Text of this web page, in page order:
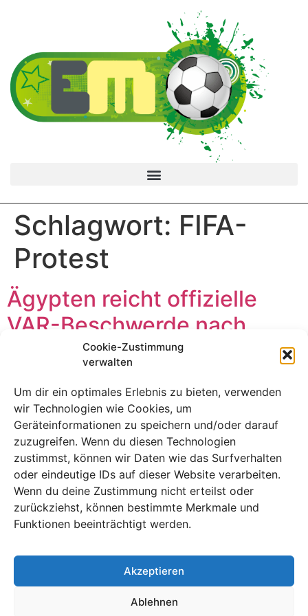
Cookie-Zustimmung
verwalten
Um dir ein optimales Erlebnis zu bieten, verwenden
wir Technologien wie Cookies, um
Geräteinformationen zu speichern und/oder darauf
zuzugreifen. Wenn du diesen Technologien
zustimmst, können wir Daten wie das Surfverhalten
oder eindeutige IDs auf dieser Website verarbeiten.
Wenn du deine Zustimmung nicht erteilst oder
zurückziehst, können bestimmte Merkmale und
Funktionen beeinträchtigt werden.
Akzeptieren
Ablehnen
Schlagwort: FIFA-
Protest
Ägypten reicht offizielle
VAR-Beschwerde nach
dramatischer Niederlage
Schiedsrichter stritten über ein umstrittenes Foul und ein
nicht anerkanntes Tor – nun eskaliert Ägypten den